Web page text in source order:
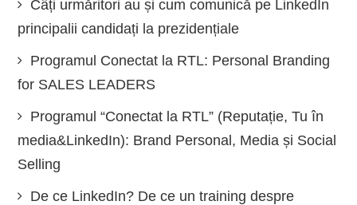
Câți urmăritori au și cum comunică pe LinkedIn
principalii candidați la prezidențiale
Programul Conectat la RTL: Personal Branding
for SALES LEADERS
Programul “Conectat la RTL” (Reputație, Tu în
media&LinkedIn): Brand Personal, Media și Social
Selling
De ce LinkedIn? De ce un training despre